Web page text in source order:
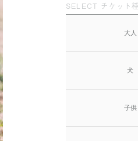
SELECT チケット
大人
犬
子供